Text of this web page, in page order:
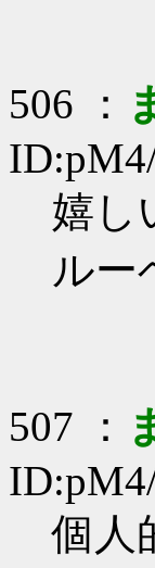
506 ：
嬉し
ルー
507 ：
個人